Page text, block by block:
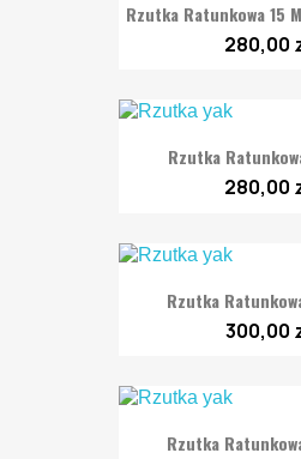
Rzutka Ratunkowa 15
280,00
Rzutka
280,00
Rzutka
300,00
Rzutka